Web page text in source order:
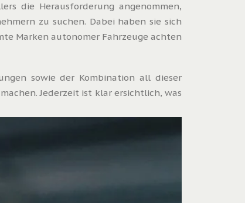
die Herausforderung angenommen,
zu suchen. Dabei haben sie sich
Marken autonomer Fahrzeuge achten
sowie der Kombination all dieser
Jederzeit ist klar ersichtlich, was